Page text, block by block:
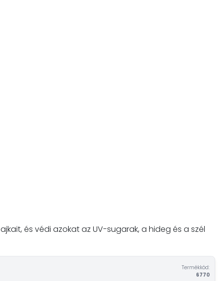
és védi azokat az UV-sugarak, a hideg és a szél
Termékkód:
6770